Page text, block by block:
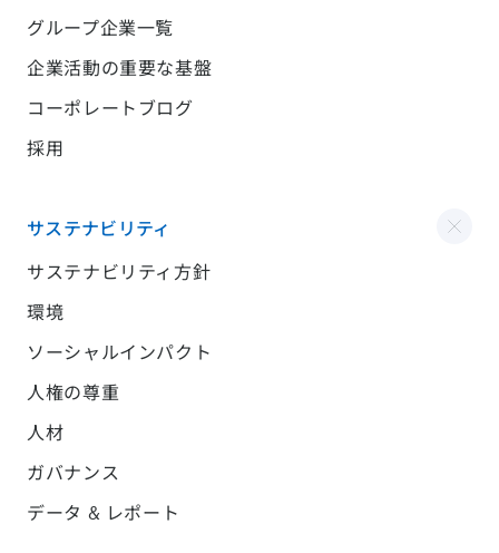
グループ企業一覧
企業活動の重要な基盤
コーポレートブログ
採用
サステナビリティ
サステナビリティ方針
環境
ソーシャルインパクト
人権の尊重
人材
ガバナンス
データ & レポート